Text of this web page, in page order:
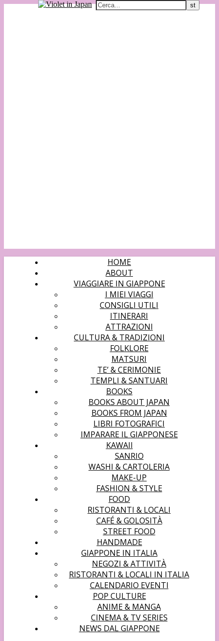
HOME
ABOUT
VIAGGIARE IN GIAPPONE
I MIEI VIAGGI
CONSIGLI UTILI
ITINERARI
ATTRAZIONI
CULTURA & TRADIZIONI
FOLKLORE
MATSURI
TE’ & CERIMONIE
TEMPLI & SANTUARI
BOOKS
BOOKS ABOUT JAPAN
BOOKS FROM JAPAN
LIBRI FOTOGRAFICI
IMPARARE IL GIAPPONESE
KAWAII
SANRIO
WASHI & CARTOLERIA
MAKE-UP
FASHION & STYLE
FOOD
RISTORANTI & LOCALI
CAFÉ & GOLOSITÀ
STREET FOOD
HANDMADE
GIAPPONE IN ITALIA
NEGOZI & ATTIVITÀ
RISTORANTI & LOCALI IN ITALIA
CALENDARIO EVENTI
POP CULTURE
ANIME & MANGA
CINEMA & TV SERIES
NEWS DAL GIAPPONE